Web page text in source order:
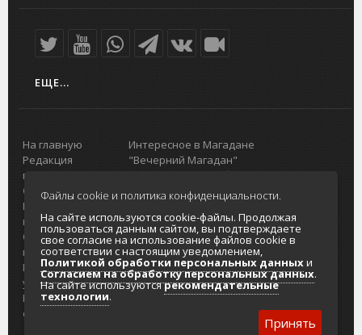
ЕЩЕ...
На главную
Редакция
портала
О проекте
Реклама на
портале
Отзывы и
предложения
Интернет-
услуги
Разработка
сайтов
Интересное в Магадане
"Вечерний Магадан"
Городская доска объявлений
Реклама
Главный туристический портал
Колымы
Политика в отношении обработки
персональных данных
Согласие на обработку персональных
данных
Файлы cookie и политика конфиденциальности.
На сайте используются cookie-файлы. Продолжая
пользоваться данным сайтом, вы подтверждаете
свое согласие на использование файлов cookie в
соответствии с настоящим уведомлением,
Политикой обработки персональных данныхи
Согласием на обработку персональных данных.
На сайте используютсярекомендательные
технологии.
Принять